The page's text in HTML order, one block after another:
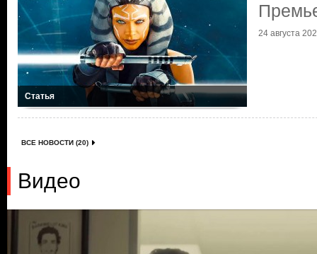
Статья
24 августа
ВСЕ НОВОСТИ (20)
Видео